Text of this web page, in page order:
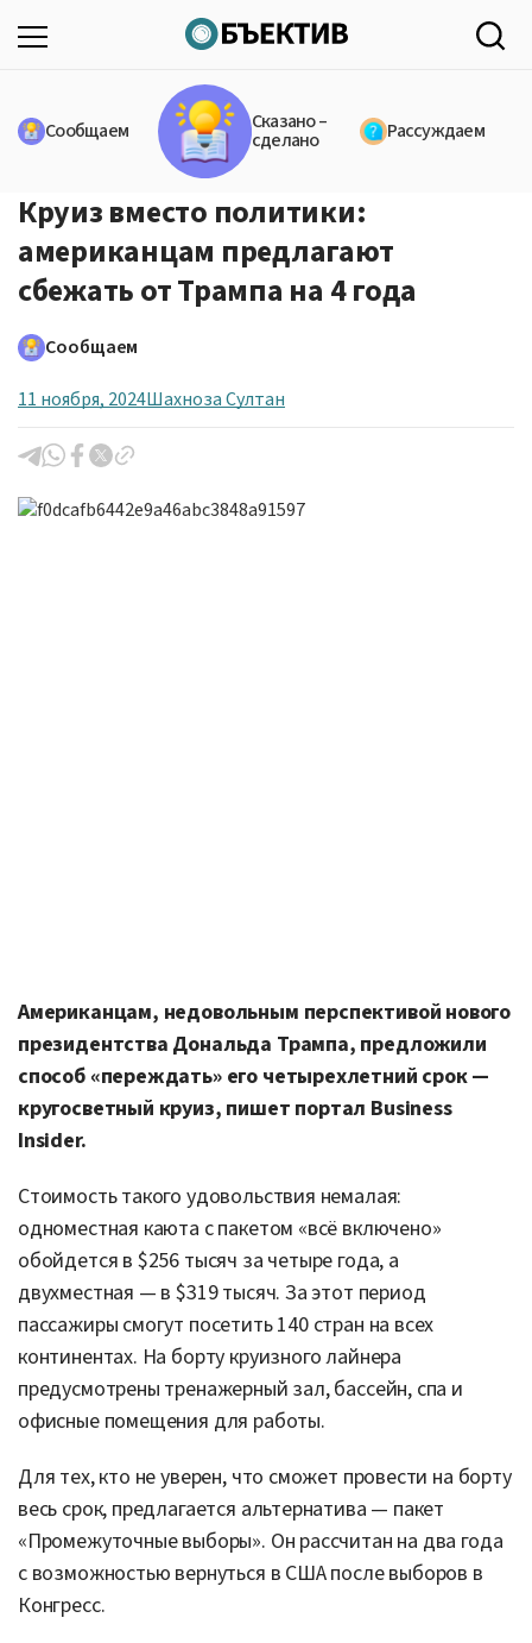
Сообщаем Сказано –
сделано Рассуждаем
Круиз вместо политики:
американцам предлагают
сбежать от Трампа на 4 года
Сообщаем
11 ноября, 2024Шахноза Султан
Американцам, недовольным перспективой нового
президентства Дональда Трампа, предложили
способ «переждать» его четырехлетний срок —
кругосветный круиз, пишет портал Business
Insider.
Стоимость такого удовольствия немалая:
одноместная каюта с пакетом «всё включено»
обойдется в $256 тысяч за четыре года, а
двухместная — в $319 тысяч. За этот период
пассажиры смогут посетить 140 стран на всех
континентах. На борту круизного лайнера
предусмотрены тренажерный зал, бассейн, спа и
офисные помещения для работы.
Для тех, кто не уверен, что сможет провести на борту
весь срок, предлагается альтернатива — пакет
«Промежуточные выборы». Он рассчитан на два года
с возможностью вернуться в США после выборов в
Конгресс.